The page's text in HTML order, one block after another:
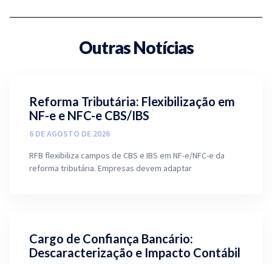
Outras Notícias
Reforma Tributária: Flexibilização em
NF-e e NFC-e CBS/IBS
6 DE AGOSTO DE 2026
RFB flexibiliza campos de CBS e IBS em NF-e/NFC-e da
reforma tributária. Empresas devem adaptar
Cargo de Confiança Bancário:
Descaracterização e Impacto Contábil